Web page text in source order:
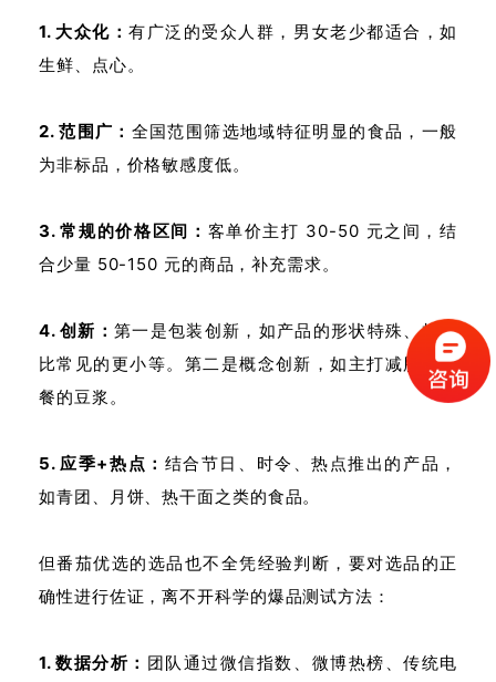
1. 大众化：有广泛的受众人群，男女老少都适合，如
生鲜、点心。
2. 范围广： 全国范围筛选地域特征明显的食品，一般
为非标品，价格敏感度低。
3. 常规的价格区间： 客单价主打 30-50 元之间，结
合少量 50-150 元的商品，补充需求。
4. 创新：第一是包装创新，如产品的形状特殊、规格
比常见的更小等。第二是概念创新，如主打减脂、代
餐的豆浆。
5. 应季+热点： 结合节日、时令、热点推出的产品，
如青团、月饼、热干面之类的食品。
但番茄优选的选品也不全凭经验判断，要对选品的正
确性进行佐证，离不开科学的爆品测试方法：
1. 数据分析： 团队通过微信指数、微博热榜、传统电